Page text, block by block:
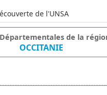
de l'UNSA
de la
OCCITANIE